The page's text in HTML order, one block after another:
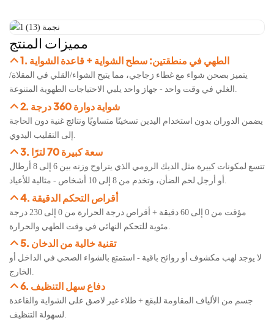
مميزات المنتج
1. الطهي في منطقتين: سطح الشواية + قاعدة الشواية
يتميز بصحن شواء مع غطاء زجاجي، مما يتيح الشواء/القلي في المقلاة/
الغلي في وقت واحد - جهاز واحد يلبي الاحتياجات الطهوية المتنوعة.​​
2. شواية دوارة 360 درجة
يضمن الدوران بدون استخدام اليدين تسخينًا متساويًا ونتائج غنية دون الحاجة
3. سعة كبيرة 70 لترًا
تتسع لمكونات كبيرة مثل الديك الرومي الذي يتراوح وزنه بين 6 إلى 8 أرطال
أو أرجل لحم الضأن، وتخدم من 8 إلى 10 أشخاص - مثالية للأعياد.
4. أقراص التحكم الدقيقة
مؤقت من 0 إلى 60 دقيقة + أقراص درجة الحرارة من 0 إلى 230 درجة
5. تقنية خالية من الدخان
لا يوجد لهب مكشوف أو روائح باقية - استمتع بالشواء الصحي في الداخل أو
الخارج.​​
6. دفاع سهل التنظيف
جسم من الألياف المقاومة للبقع + طلاء غير لاصق على الشواية والقاعدة
لسهولة التنظيف.